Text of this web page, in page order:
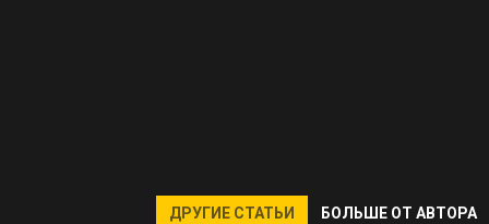
ДРУГИЕ СТАТЬИ БОЛЬШЕ ОТ АВТОРА